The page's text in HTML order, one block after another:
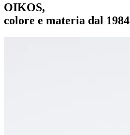
OIKOS,
colore e materia dal 1984